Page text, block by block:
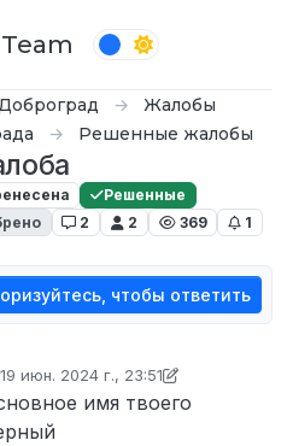
Жалобы
Решенные жалобы
Решенные
2 2 369 1
чтобы ответить
19 июн. 2024 г., 23:51
отредактировано анонимный
имя твоего